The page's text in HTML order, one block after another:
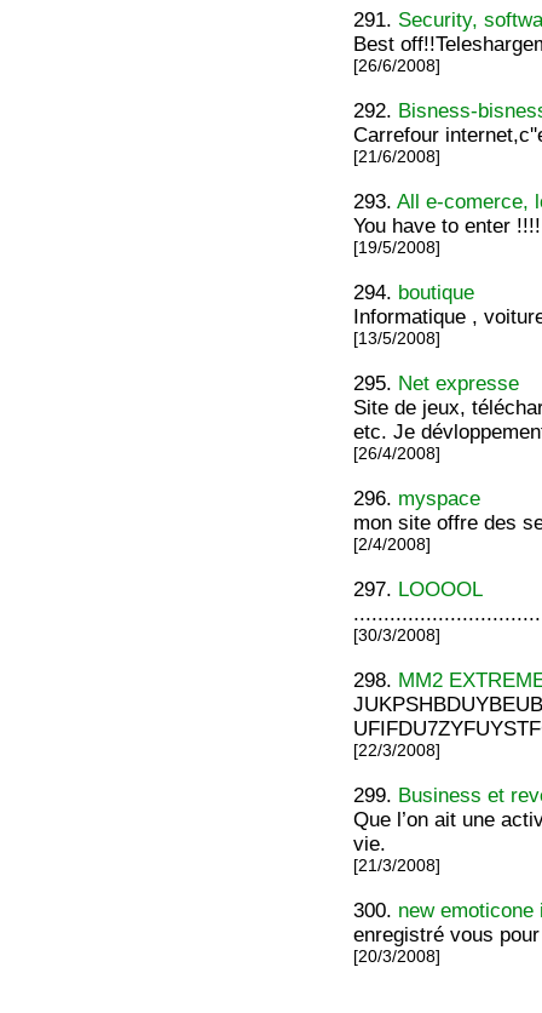
291. Security,
Best
[26/6/2008]
292. Bisness-
Carrefour
[21/6/2008]
293.All e-comerce,
You have to enter
[19/5/2008]
294. boutique
Informatique ,
[13/5/2008]
295. Net expresse
Site de jeux,
etc. Je
[26/4/2008]
296. myspace
mon site offre des
[2/4/2008]
297. LOOOOL
[30/3/2008]
298. MM2
[22/3/2008]
299. Business et
Que l’on ait une
vie.
[21/3/2008]
300. new emoticone
enregistré vous
[20/3/2008]